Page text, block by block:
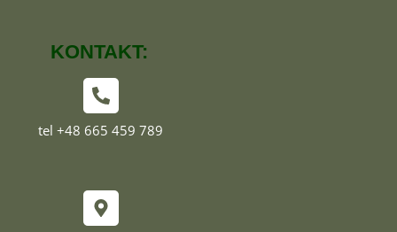
KONTAKT:
tel +48 665 459 789